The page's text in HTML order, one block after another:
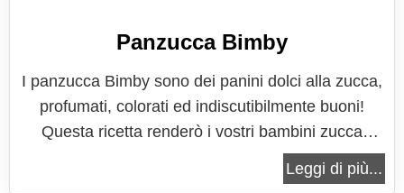
Panzucca Bimby
I panzucca Bimby sono dei panini dolci alla zucca,
profumati, colorati ed indiscutibilmente buoni!
Questa ricetta renderò i vostri bambini zucca
dipendenti e tutti coloro che non amano
particolarmente questa verdura e che non
Leggi di più...